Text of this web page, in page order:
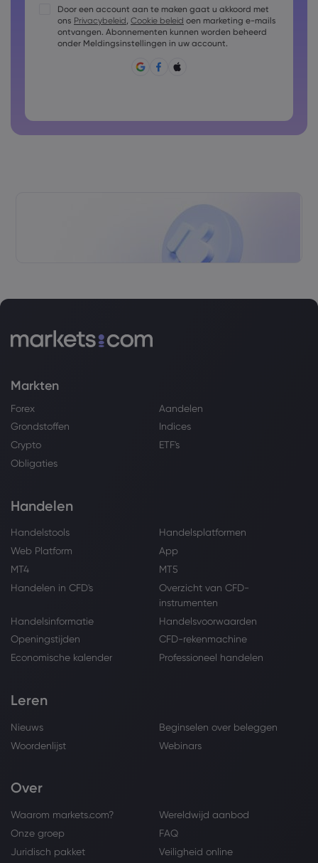
Het wachtwoord moet ten minste 1 hoofdletter bevatten
Het wachtwoord moet ten minste 1 kleine letter bevatten
Wachtwoord mag bestaan uit: ~!@#£%^&amp;*()_-
+=:;&lt;&gt;{,[]?,.
Wachtwoord mag niet vaak gebruikt zijn
Door een account aan te maken gaat u akkoord met
ons Privacybeleid, Cookie beleid oen marketing e-mails
ontvangen. Abonnementen kunnen worden beheerd
onder Meldingsinstellingen in uw account.
Markten
Forex
Aandelen
Grondstoffen
Indices
Crypto
ETF's
Obligaties
Handelen
Handelstools
Handelsplatformen
Web Platform
App
MT4
MT5
Handelen in CFD's
Overzicht van CFD-
instrumenten
Handelsinformatie
Handelsvoorwaarden
Openingstijden
CFD-rekenmachine
Economische kalender
Professioneel handelen
Leren
Nieuws
Beginselen over beleggen
Woordenlijst
Webinars
Over
Waarom markets.com?
Wereldwijd aanbod
Onze groep
FAQ
Juridisch pakket
Veiligheid online